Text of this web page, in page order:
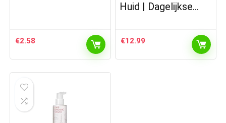
€2.58
Huid | Dagelijkse…
€12.99